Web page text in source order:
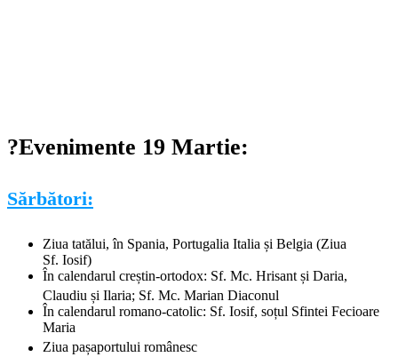
?Evenimente 19 Martie:
Sărbători:
Ziua tatălui, în Spania, Portugalia Italia și Belgia (Ziua
Sf. Iosif)
În calendarul creștin-ortodox: Sf. Mc. Hrisant și Daria,
Claudiu și Ilaria; Sf. Mc. Marian Diaconul
În calendarul romano-catolic: Sf. Iosif, soțul Sfintei Fecioare
Maria
Ziua pașaportului românesc